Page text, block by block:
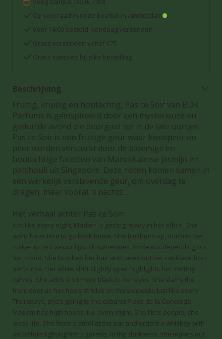
Op voorraad in onze boetiek in Amsterdam
Voor 14:00 besteld, vandaag verzonden
Gratis verzenden vanaf €75
Gratis samples bij elke bestelling
Beschrijving
Fruitig, kruidig en houtachtig, Pas ce Soir van BDK
Parfums is geïnspireerd door een mysterieuze en
gedurfde avond die doorgaat tot in de late uurtjes.
Pas ce Soir is een fruitige geur waar kweepeer en
peer worden versterkt door de bloemige en
houtachtige facetten van Marokkaanse jasmijn en
patchouli uit Singapore. Deze noten komen samen in
een werkelijk verslavende geur, om overdag te
dragen, maar vooral 's nachts...
Het verhaal achter Pas ce Soir:
Just like every night, Madam is getting ready in her office. She
won’t have time to go back home. She freshens up, touches her
make-up: red velour lipstick sometimes Bordeaux depending on
her mood. She brushes her hair and takes out her necklace from
her purse. Her white shirt slightly open highlights her inviting
curves. She adds a bit more black to her eyes. She slams the
front door as her heels strides on the sidewalk. Just like every
Thursdays, she’s going to the cabaret Place de la Concorde.
Madam has high hopes like every night. She likes people; she
loves life. She finds a stool at the bar and orders a whiskey with
ice before lighting her cigarette. In the darkness, she makes out